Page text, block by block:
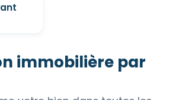
immobilière par